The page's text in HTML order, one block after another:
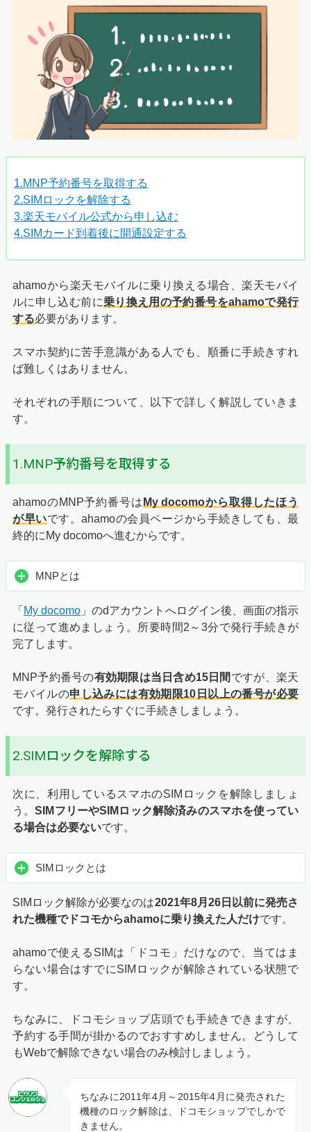
1.MNP予約番号を取得する
2.SIMロックを解除する
3.楽天モバイル公式から申し込む
4.SIMカード到着後に開通設定する
ahamoから楽天モバイルに乗り換える場合、楽天モバイ
ルに申し込む前に乗り換え用の予約番号をahamoで発行
する必要があります。
スマホ契約に苦手意識がある人でも、順番に手続きすれ
ば難しくはありません。
それぞれの手順について、以下で詳しく解説していきま
す。
1.MNP予約番号を取得する
ahamoのMNP予約番号は My docomoから取得したほう
が早いです。ahamoの会員ページから手続きしても、最
終的にMy docomoへ進むからです。
MNPとは
「 My docomo 」のdアカウントへログイン後、画面の指示
に従って進めましょう。所要時間2～3分で発行手続きが
完了します。
MNP予約番号の有効期限は当日含め15日間 ですが、楽天
モバイルの申し込みには有効期限10日以上の番号が必要
です。発行されたらすぐに手続きしましょう。
2.SIMロックを解除する
次に、利用しているスマホのSIMロックを解除しましょ
う。SIMフリーやSIMロック解除済みのスマホを使ってい
る場合は必要ないです。
SIMロックとは
SIMロック解除が必要なのは2021年8月26日以前に発売さ
れた機種でドコモからahamoに乗り換えた人だけです。
ahamoで使えるSIMは「ドコモ」だけなので、当てはま
らない場合はすでにSIMロックが解除されている状態で
す。
ちなみに、ドコモショップ店頭でも手続きできますが、
予約する手間が掛かるのでおすすめしません。どうして
もWebで解除できない場合のみ検討しましょう。
ちなみに2011年4月～2015年4月に発売された
機種のロック解除は、ドコモショップでしかで
きません。